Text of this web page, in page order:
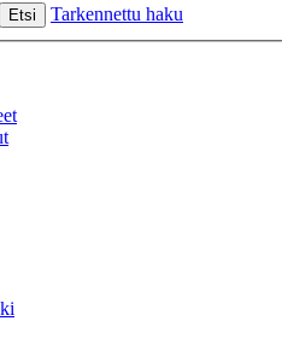
Etsi Tarkennettu haku